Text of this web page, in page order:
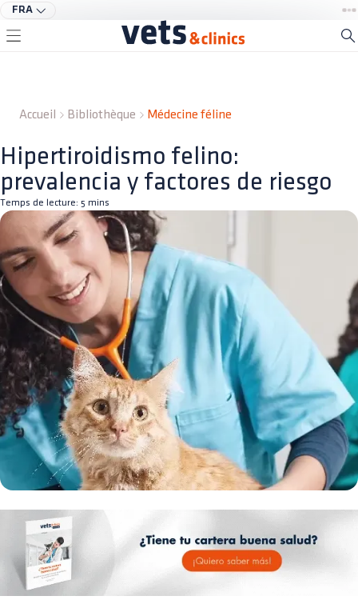
FRA
Accueil Bibliothèque Médecine féline
Hipertiroidismo felino:
prevalencia y factores de riesgo
Temps de lecture: 5 mins